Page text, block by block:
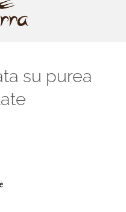
su purea